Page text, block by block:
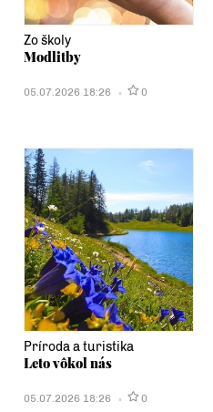
Zo školy
Modlitby
05.07.2026 18:26 0
Príroda a turistika
Leto vôkol nás
05.07.2026 18:26 0